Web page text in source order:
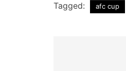
Tagged: afc cup